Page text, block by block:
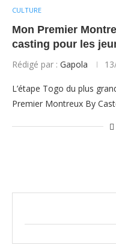
CULTURE
Mon Premier
casting pour les
Rédigé par : Gapola
L’étape Togo du plus
Premier Montreux By